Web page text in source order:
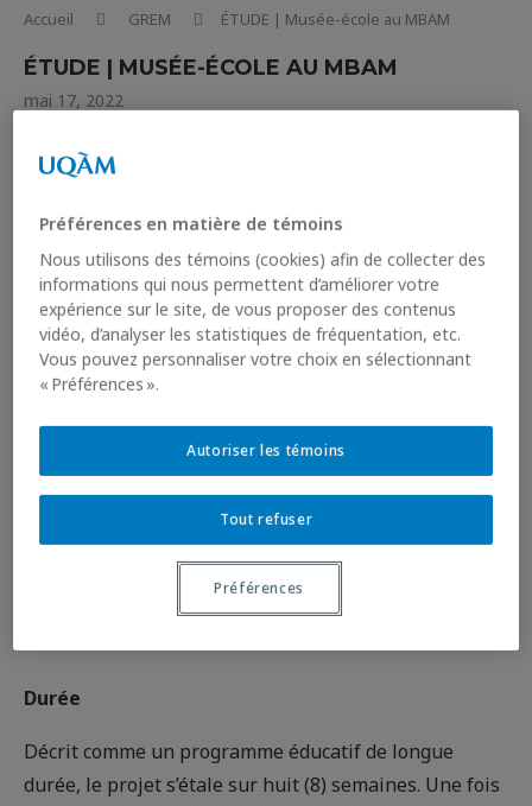
Accueil GREM ÉTUDE | Musée-école au MBAM
ÉTUDE | MUSÉE-ÉCOLE AU MBAM
mai 17, 2022
En 2019, une classe de maternelle d’une école
Bourgeoys s’est rendue au musée pour y vivre huit
journées d’écoles.
Projet
Le projet pilote Musée-école du Musée des beaux-
arts de Montréal (MBAM) vise à intensifier les
rapports entre l’institution muséale et l’école, en
entre des groupes scolaires ciblés et le Musée. Né
d’une initiative du MBAM, ce programme constitue la
première étape d’un projet qui pourrait mener, à
moyen terme, à la création d’une classe au sein des
Durée
Décrit comme un programme éducatif de longue
durée, le projet s’étale sur huit (8) semaines. Une fois
Préférences en matière de témoins
Nous utilisons des témoins (cookies) afin de collecter des
informations qui nous permettent d’améliorer votre
expérience sur le site, de vous proposer des contenus
vidéo, d’analyser les statistiques de fréquentation, etc.
Vous pouvez personnaliser votre choix en sélectionnant
« Préférences ».
Tout refuser
Autoriser les témoins
Préférences